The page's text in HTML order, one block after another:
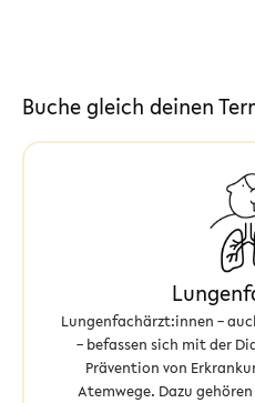
Buche gleich deinen
Lungenfachärzt:innen –
– befassen sich mit der
Prävention von
Atemwege. Dazu